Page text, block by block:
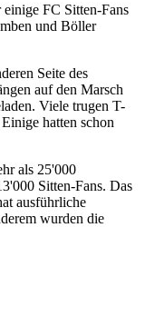
FC Sitten-Fans
und Böller
Seite des
auf den Marsch
Viele trugen T-
hatten schon
als 25'000
Sitten-Fans. Das
ausführliche
wurden die